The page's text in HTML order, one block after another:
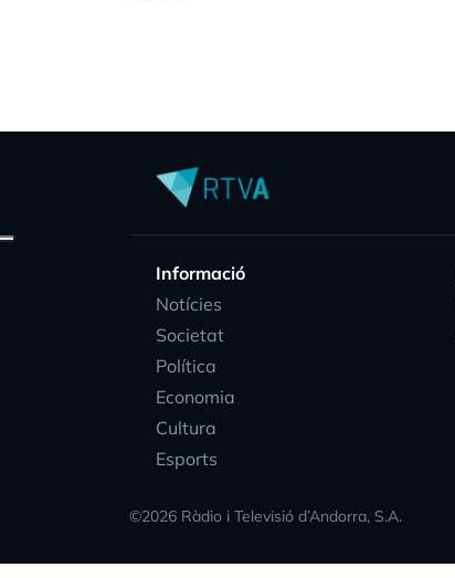
Informació
Notícies
Societat
Política
Economia
Cultura
Esports
©2026 Ràdio i Televisió d’Andorra, S.A.